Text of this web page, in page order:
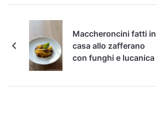
Maccheroncini fatti in
casa allo zafferano
con funghi e lucanica